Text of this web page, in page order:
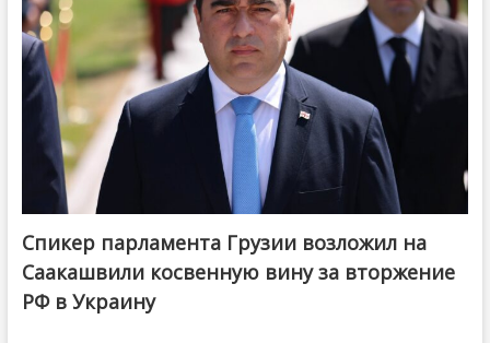
Спикер парламента Грузии возложил на
Саакашвили косвенную вину за вторжение
РФ в Украину